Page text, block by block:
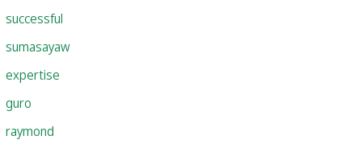
successful
sumasayaw
expertise
guro
raymond